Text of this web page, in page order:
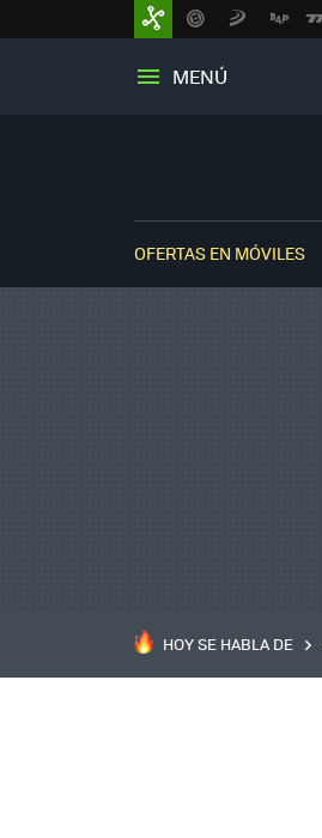
MENÚ
OFERTAS EN MÓVILES
HOY SE HABLA DE